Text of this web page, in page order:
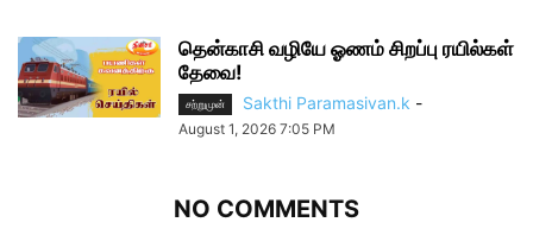
தென்காசி வழியே ஓணம் சிறப்பு ரயில்கள்
தேவை!
சற்றுமுன் Sakthi Paramasivan.k -
August 1, 2026 7:05 PM
NO COMMENTS